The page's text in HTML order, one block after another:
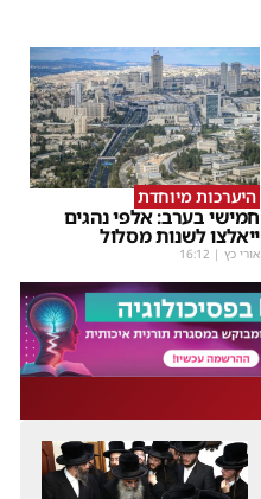
היערכות מיוחדת
חמישי בערב: אלפי נהגים
ייאלצו לשנות מסלול
אורי כץ |
16:12